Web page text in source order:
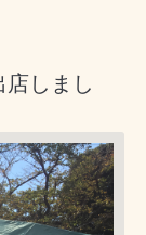
店しまし